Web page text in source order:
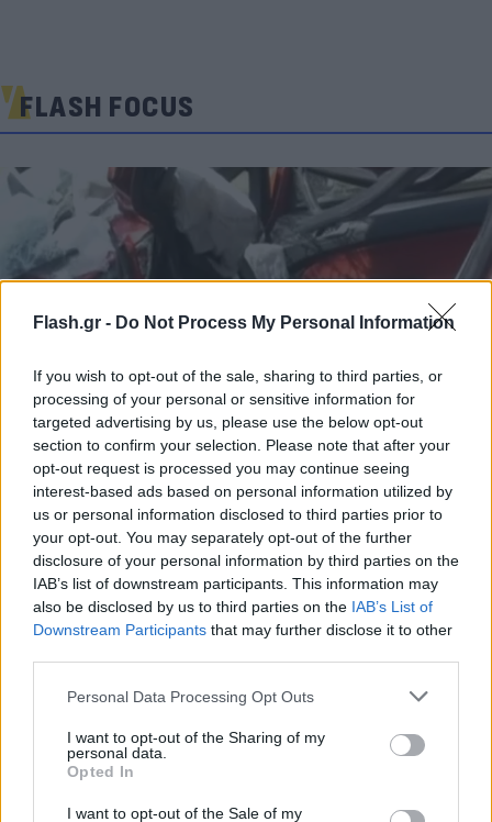
Flash.gr - Do Not Process My Personal Information
If you wish to opt-out of the sale, sharing to third parties, or
processing of your personal or sensitive information for
targeted advertising by us, please use the below opt-out
section to confirm your selection. Please note that after your
opt-out request is processed you may continue seeing
interest-based ads based on personal information utilized by
us or personal information disclosed to third parties prior to
your opt-out. You may separately opt-out of the further
disclosure of your personal information by third parties on the
IAB’s list of downstream participants. This information may
also be disclosed by us to third parties on the IAB’s List of
Downstream Participants that may further disclose it to other
Please note that this website/app uses one or more Google
not limited to your visit or usage behaviour. You may click to
grant or deny consent to Google and its third-party tags to
use your data for below specified purposes in below Google
consent section.
Personal Data Processing Opt Outs
I want to opt-out of the Sharing of my
personal data.
Opted In
I want to opt-out of the Sale of my
FLASH FOCUS
Σέρρες: «Κάτι απέσπασε την προσοχή του
07.08.2026